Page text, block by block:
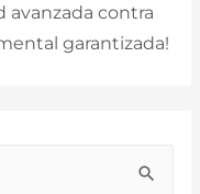
avanzada contra
garantizada!